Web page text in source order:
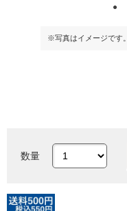
※写真はイメージです。
数量